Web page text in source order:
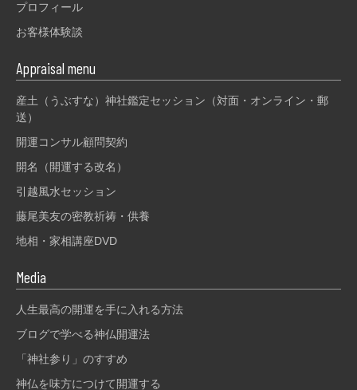
プロフィール
お客様体験談
Appraisal menu
産土（うぶすな）神社鑑定セッション（対面・オンライン・郵
送）
開運コンサル顧問契約
開名（開運する改名）
引越風水セッション
藤尾美友の密教祈祷・供養
地相・家相講座DVD
Media
人生最高の開運を手に入れる方法
ブログで学べる神仏開運法
「神社参り」のすすめ
神仏を味方につけて開運する